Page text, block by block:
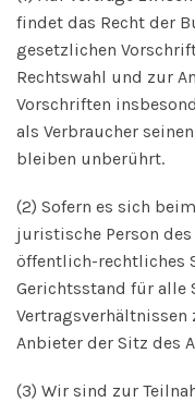
findet das Recht der
gesetzlichen
Rechtswahl und zur
Vorschriften
als Verbraucher
bleiben unberührt.
(2) Sofern es sich
juristische Person
öffentlich-rechtliches
Gerichtsstand für alle
Anbieter der Sitz des
(3) Wir sind zur